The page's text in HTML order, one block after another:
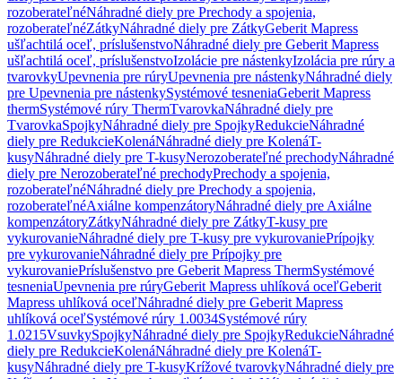
rozoberateľnéNáhradné diely pre Prechody a spojenia,
rozoberateľnéZátkyNáhradné diely pre ZátkyGeberit Mapress
ušľachtilá oceľ, príslušenstvoNáhradné diely pre Geberit Mapress
ušľachtilá oceľ, príslušenstvoIzolácie pre nástenkyIzolácia pre rúry a
tvarovkyUpevnenia pre rúryUpevnenia pre nástenkyNáhradné diely
pre Upevnenia pre nástenkySystémové tesneniaGeberit Mapress
thermSystémové rúry ThermTvarovkaNáhradné diely pre
TvarovkaSpojkyNáhradné diely pre SpojkyRedukcieNáhradné
diely pre RedukcieKolenáNáhradné diely pre KolenáT-
kusyNáhradné diely pre T-kusyNerozoberateľné prechodyNáhradné
diely pre Nerozoberateľné prechodyPrechody a spojenia,
rozoberateľnéNáhradné diely pre Prechody a spojenia,
rozoberateľnéAxiálne kompenzátoryNáhradné diely pre Axiálne
kompenzátoryZátkyNáhradné diely pre ZátkyT-kusy pre
vykurovanieNáhradné diely pre T-kusy pre vykurovaniePrípojky
pre vykurovanieNáhradné diely pre Prípojky pre
vykurovaniePríslušenstvo pre Geberit Mapress ThermSystémové
tesneniaUpevnenia pre rúryGeberit Mapress uhlíková oceľGeberit
Mapress uhlíková oceľNáhradné diely pre Geberit Mapress
uhlíková oceľSystémové rúry 1.0034Systémové rúry
1.0215VsuvkySpojkyNáhradné diely pre SpojkyRedukcieNáhradné
diely pre RedukcieKolenáNáhradné diely pre KolenáT-
kusyNáhradné diely pre T-kusyKrížové tvarovkyNáhradné diely pre